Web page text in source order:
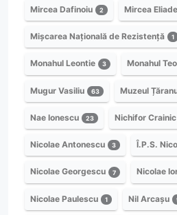
Mircea Dafinoiu 2 Mircea Eliade
Mișcarea Națională de Rezistență 1
Monahul Leontie 3 Monahul
Mugur Vasiliu 63 Muzeul
Nae Ionescu 23 Nichifor Crainic
Nicolae Antonescu 3 Î.P.S.
Nicolae Georgescu 7 Nicolae
Nicolae Paulescu 1 Nil Arcașu